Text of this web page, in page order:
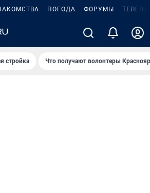
ПОГОДА ФОРУМЫ
стройка Что получают волонтеры